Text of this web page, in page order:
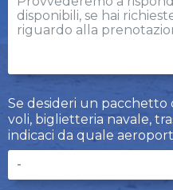
Se desideri un pacchetto
voli, biglietteria navale,
indicaci da quale